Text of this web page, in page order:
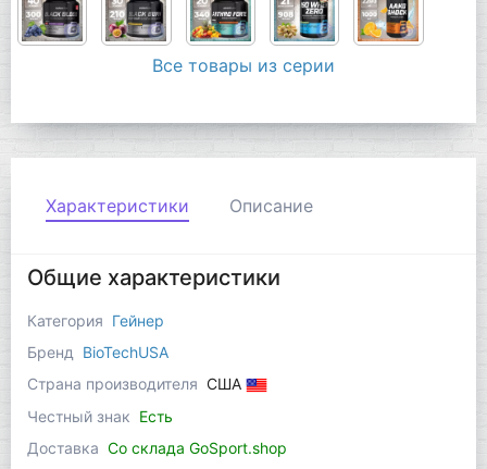
Все товары из серии
Характеристики Описание
Общие характеристики
Категория Гейнер
Бренд
BioTechUSA
Страна производителя США
Честный знак Есть
Доставка Со склада GoSport.shop